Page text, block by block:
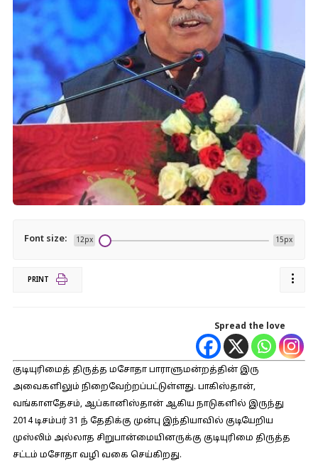
Font size: 12px 15px
PRINT
Spread the love
குடியுரிமைத் திருத்த மசோதா பாராளுமன்றத்தின் இரு
அவைகளிலும் நிறைவேற்றப்பட்டுள்ளது. பாகிஸ்தான்,
வங்காளதேசம், ஆப்கானிஸ்தான் ஆகிய நாடுகளில் இருந்து
2014 டிசம்பர் 31 ந் தேதிக்கு முன்பு இந்தியாவில் குடியேறிய
முஸ்லிம் அல்லாத சிறுபான்மையினருக்கு குடியுரிமை திருத்த
சட்டம் மசோதா வழி வகை செய்கிறது.